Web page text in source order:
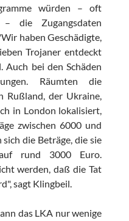
würden – oft
die Zugangsdaten
haben Geschädigte,
Trojaner entdeckt
Auch bei den Schäden
Räumten die
Rußland, der Ukraine,
in London lokalisiert,
zwischen 6000 und
die Beträge, die sie
rund 3000 Euro.
werden, daß die Tat
sagt Klingbeil.
das LKA nur wenige